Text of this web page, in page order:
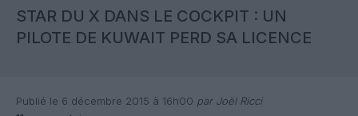
STAR DU X DANS LE COCKPIT : UN
PILOTE DE KUWAIT PERD SA LICENCE
Publié le 6 décembre 2015 à 16h00 par Joël Ricci